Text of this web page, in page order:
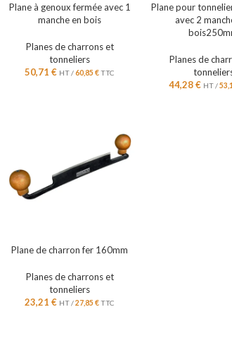
Plane à genoux fermée avec 1
manche en bois
Planes de charrons et
tonneliers
50,71€ HT /60,85€TTC
Plane pour
avec 2
Planes de
44,28€ HT /
Plane de charron fer 160mm
Planes de charrons et
tonneliers
23,21€ HT /27,85€TTC